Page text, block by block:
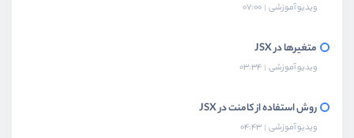
ویدیو آموزشی 07:00
متغیرها در JSX
ویدیو آموزشی 03:34
روش استفاده از کامنت در JSX
ویدیو آموزشی 04:43